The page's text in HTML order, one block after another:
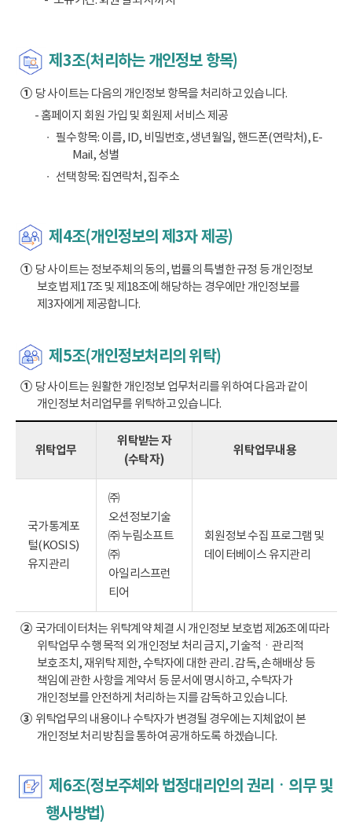
제3조(처리하는 개인정보 항목)
①당 사이트는 다음의 개인정보 항목을 처리하고 있습니다.
- 홈페이지 회원 가입 및 회원제 서비스 제공
필수항목: 이름, ID, 비밀번호, 생년월일, 핸드폰(연락처), E-
Mail, 성별
선택항목: 집연락처, 집주소
제4조(개인정보의 제3자 제공)
①당 사이트는 정보주체의 동의, 법률의 특별한 규정 등 개인정보
보호법 제17조 및 제18조에 해당하는 경우에만 개인정보를
제3자에게 제공합니다.
제5조(개인정보처리의 위탁)
①당 사이트는 원활한 개인정보 업무처리를 위하여 다음과 같이
개인정보 처리업무를 위탁하고 있습니다.
위탁업무
위탁받는 자
(수탁자)
위탁업무내용
국가통계포
털(KOSIS)
유지관리
㈜
오션정보기술
㈜ 누림소프트
㈜
아일리스프런
티어
회원정보 수집 프로그램 및
데이터베이스 유지관리
②국가데이터처는 위탁계약 체결 시 개인정보 보호법 제26조에 따라
위탁업무 수행 목적 외 개인정보 처리 금지, 기술적ㆍ관리적
보호조치, 재위탁 제한, 수탁자에 대한 관리․감독, 손해배상 등
책임에 관한 사항을 계약서 등 문서에 명시하고, 수탁자가
개인정보를 안전하게 처리하는 지를 감독하고 있습니다.
③위탁업무의 내용이나 수탁자가 변경될 경우에는 지체없이 본
개인정보 처리 방침을 통하여 공개하도록 하겠습니다.
제6조(정보주체와 법정대리인의 권리ㆍ의무 및
행사방법)